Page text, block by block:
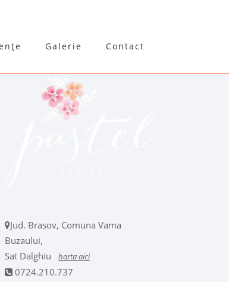
Galerie Contact
Jud. Brasov, Comuna Vama
Buzaului,
Sat Dalghiu
harta aici
0724.210.737